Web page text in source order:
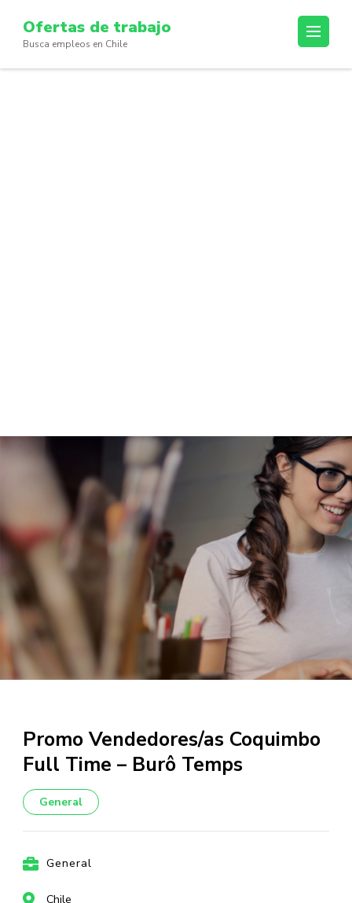
content
(Press
Ofertas de trabajo
Busca empleos en Chile
Promo Vendedores/as Coquimbo
Full Time – Burô Temps
General
General
Chile